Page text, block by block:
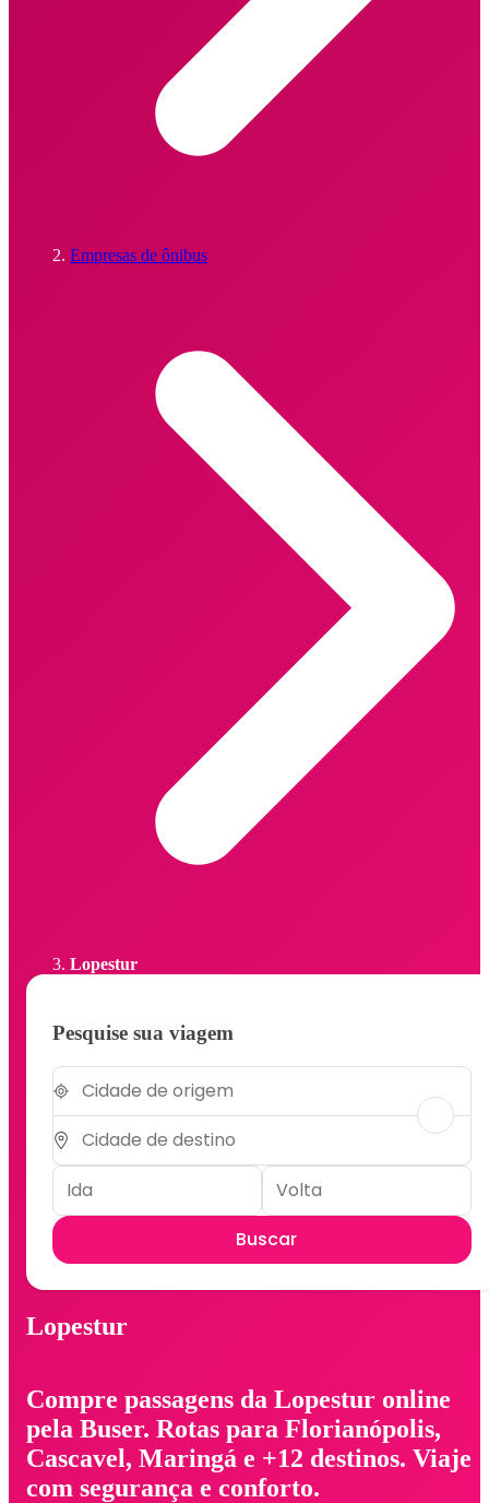
Empresas de ônibus
Lopestur
Lopestur
Compre passagens da Lopestur online
pela Buser. Rotas para Florianópolis,
Cascavel, Maringá e +12 destinos. Viaje
com segurança e conforto.
Pesquise sua viagem
Buscar